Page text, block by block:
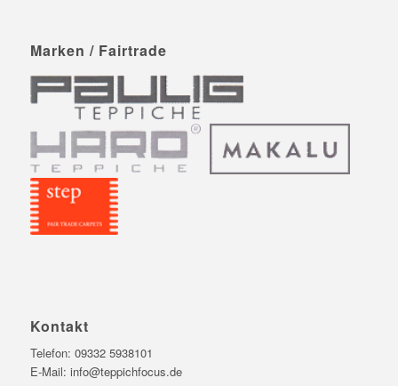
Marken / Fairtrade
Kontakt
Telefon: 09332 5938101
E-Mail: info@teppichfocus.de